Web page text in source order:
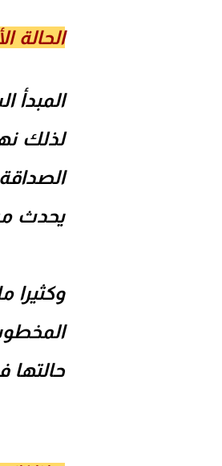
الحالة
المبدأ
لذلك
يحدث
حالتها